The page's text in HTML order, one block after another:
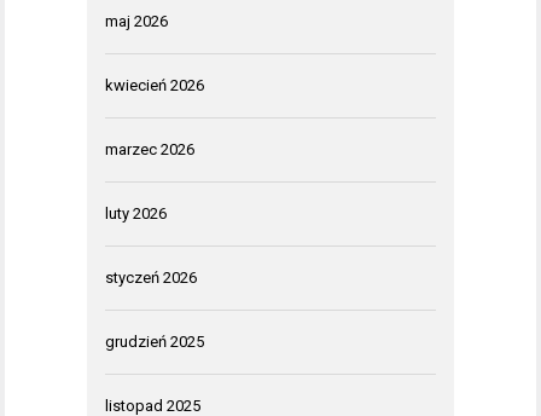
maj 2026
kwiecień 2026
marzec 2026
luty 2026
styczeń 2026
grudzień 2025
listopad 2025